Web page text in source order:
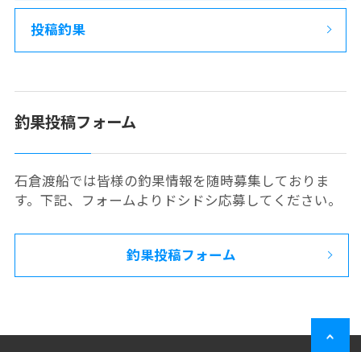
投稿釣果
釣果投稿フォーム
石倉渡船では皆様の釣果情報を随時募集しておりま
す。下記、フォームよりドシドシ応募してください。
釣果投稿フォーム